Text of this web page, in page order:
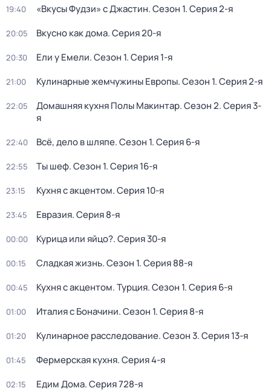
19:40 «Вкусы Фудзи» с Джастин. Сезон 1. Серия 2-я
20:05 Вкусно как дома. Серия 20-я
20:30 Ели у Емели. Сезон 1. Серия 1-я
21:00 Кулинарные жемчужины Европы. Сезон 1. Серия 2-я
22:05 Домашняя кухня Полы Макинтар. Сезон 2. Серия 3-
я
22:40 Всё, дело в шляпе. Сезон 1. Серия 6-я
22:55 Ты шеф. Сезон 1. Серия 16-я
23:15 Кухня с акцентом. Серия 10-я
23:45 Евразия. Серия 8-я
00:00 Курица или яйцо?. Серия 30-я
00:15 Сладкая жизнь. Сезон 1. Серия 88-я
00:45 Кухня с акцентом. Турция. Сезон 1. Серия 6-я
01:00 Италия с Боначини. Сезон 1. Серия 8-я
01:20 Кулинарное расследование. Сезон 3. Серия 13-я
01:45 Фермерская кухня. Серия 4-я
02:15 Едим Дома. Серия 728-я